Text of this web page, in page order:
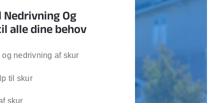
af køkken
Nedrivning Og
alle dine behov
og nedrivning af skur
til skur
skur